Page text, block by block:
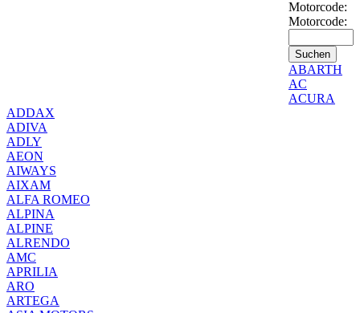
Motorcode:
Motorcode:
ABARTH
AC
ACURA
ADDAX
ADIVA
ADLY
AEON
AIWAYS
AIXAM
ALFA ROMEO
ALPINA
ALPINE
ALRENDO
AMC
APRILIA
ARO
ARTEGA